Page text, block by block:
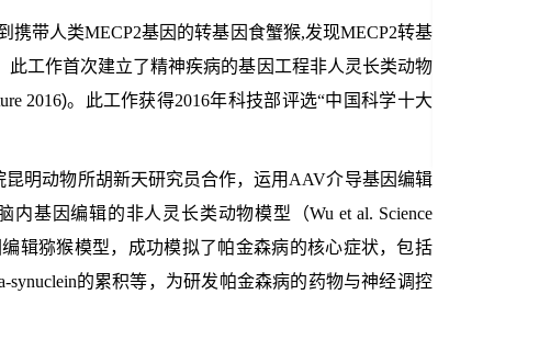
携带人类MECP2基因的转基因食蟹猴,发现MECP2转基
工作首次建立了精神疾病的基因工程非人灵长类动物
2016)。此工作获得2016年科技部评选“中国科学十大
明动物所胡新天研究员合作，运用 AAV介导基因编辑
内基因编辑的非人灵长类动物模型 （Wu et al. Science
辑猕猴模型，成功模拟了帕金森病的核心症状，包括
synuclein的累积等，为研发帕金森病的药物与神经调控